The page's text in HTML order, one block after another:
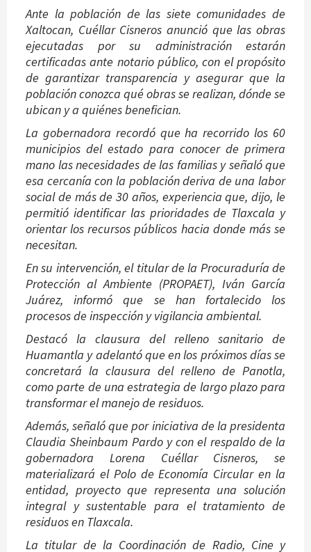
Ante la población de las siete comunidades de
Xaltocan, Cuéllar Cisneros anunció que las obras
ejecutadas por su administración estarán
certificadas ante notario público, con el propósito
de garantizar transparencia y asegurar que la
población conozca qué obras se realizan, dónde se
ubican y a quiénes benefician.
La gobernadora recordó que ha recorrido los 60
municipios del estado para conocer de primera
mano las necesidades de las familias y señaló que
esa cercanía con la población deriva de una labor
social de más de 30 años, experiencia que, dijo, le
permitió identificar las prioridades de Tlaxcala y
orientar los recursos públicos hacia donde más se
necesitan.
En su intervención, el titular de la Procuraduría de
Protección al Ambiente (PROPAET), Iván García
Juárez, informó que se han fortalecido los
procesos de inspección y vigilancia ambiental.
Destacó la clausura del relleno sanitario de
Huamantla y adelantó que en los próximos días se
concretará la clausura del relleno de Panotla,
como parte de una estrategia de largo plazo para
transformar el manejo de residuos.
Además, señaló que por iniciativa de la presidenta
Claudia Sheinbaum Pardo y con el respaldo de la
gobernadora Lorena Cuéllar Cisneros, se
materializará el Polo de Economía Circular en la
entidad, proyecto que representa una solución
integral y sustentable para el tratamiento de
residuos en Tlaxcala.
La titular de la Coordinación de Radio, Cine y